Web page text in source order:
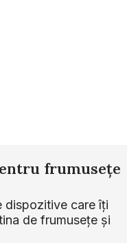
frumusețe
dispozitive care îți
de frumusețe și